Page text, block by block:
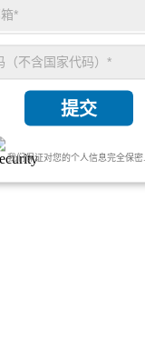
提交
我们保证对您的个人信息完全保密.